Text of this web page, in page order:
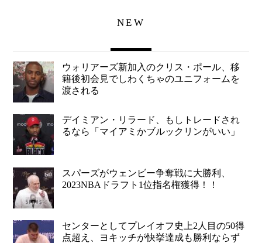
NEW
ウォリアーズ新加入のクリス・ポール、移
籍後初会見でしわくちゃのユニフォームを
渡される
デイミアン・リラード、もしトレードされ
るなら「マイアミかブルックリンがいい」
スパーズがウェンビー争奪戦に大勝利、
2023NBAドラフト1位指名権獲得！！
センターとしてプレイオフ史上2人目の50得
点超え、ヨキッチが快挙達成も勝利ならず